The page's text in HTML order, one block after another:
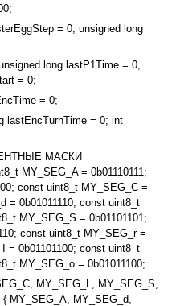
= 0; unsigned long
long lastP1Time = 0,
= 0;
= 0;
lastEncTurnTime = 0; int
МАСКИ
MY_SEG_A = 0b01110111;
const uint8_t MY_SEG_C =
= 0b01011110; const uint8_t
MY_SEG_S = 0b01101101;
const uint8_t MY_SEG_r =
= 0b01101100; const uint8_t
MY_SEG_o = 0b01011100;
MY_SEG_L, MY_SEG_S,
MY_SEG_A, MY_SEG_d,